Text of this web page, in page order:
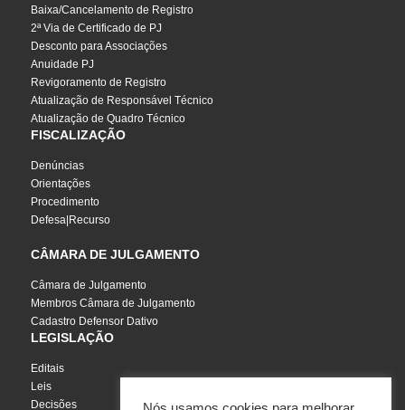
Baixa/Cancelamento de Registro
2ª Via de Certificado de PJ
Desconto para Associações
Anuidade PJ
Revigoramento de Registro
Atualização de Responsável Técnico
Atualização de Quadro Técnico
FISCALIZAÇÃO
Denúncias
Orientações
Procedimento
Defesa|Recurso
CÂMARA DE JULGAMENTO
Câmara de Julgamento
Membros Câmara de Julgamento
Cadastro Defensor Dativo
LEGISLAÇÃO
Editais
Leis
Decisões